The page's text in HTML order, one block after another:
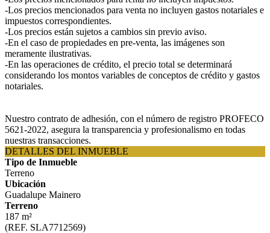
-Los precios mencionados para venta no incluyen gastos notariales e
impuestos correspondientes.
-Los precios están sujetos a cambios sin previo aviso.
-En el caso de propiedades en pre-venta, las imágenes son
meramente ilustrativas.
-En las operaciones de crédito, el precio total se determinará
considerando los montos variables de conceptos de crédito y gastos
notariales.
Nuestro contrato de adhesión, con el número de registro PROFECO
5621-2022, asegura la transparencia y profesionalismo en todas
nuestras transacciones.
DETALLES DEL INMUEBLE
Tipo de Inmueble
Terreno
Ubicación
Guadalupe Mainero
Terreno
187 m²
(REF. SLA7712569)